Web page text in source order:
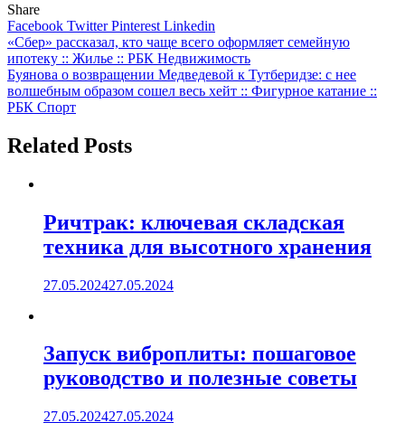
Share
Facebook TwitterPinterest Linkedin
Навигация
по
записям
«Сбер» рассказал, кто чаще всего оформляет семейную
ипотеку :: Жилье :: РБК Недвижимость
Буянова о возвращении Медведевой к Тутберидзе: с нее
волшебным образом сошел весь хейт :: Фигурное катание ::
РБК Спорт
Related Posts
Ричтрак: ключевая складская
техника для высотного хранения
27.05.202427.05.2024
Запуск виброплиты: пошаговое
руководство и полезные советы
27.05.202427.05.2024